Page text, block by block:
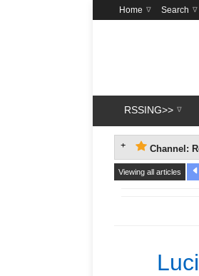
Home Search
RSSING>>
Channel:
Viewing all articles